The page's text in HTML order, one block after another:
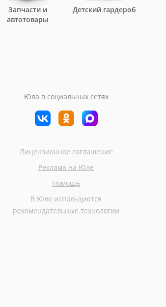
Запчасти и
автотовары
Детский гардероб
Котёнок в дар
Юла в социальных сетях
Лицензионное соглашение
Реклама на Юле
Помощь
В Юле используются
рекомендательные технологии